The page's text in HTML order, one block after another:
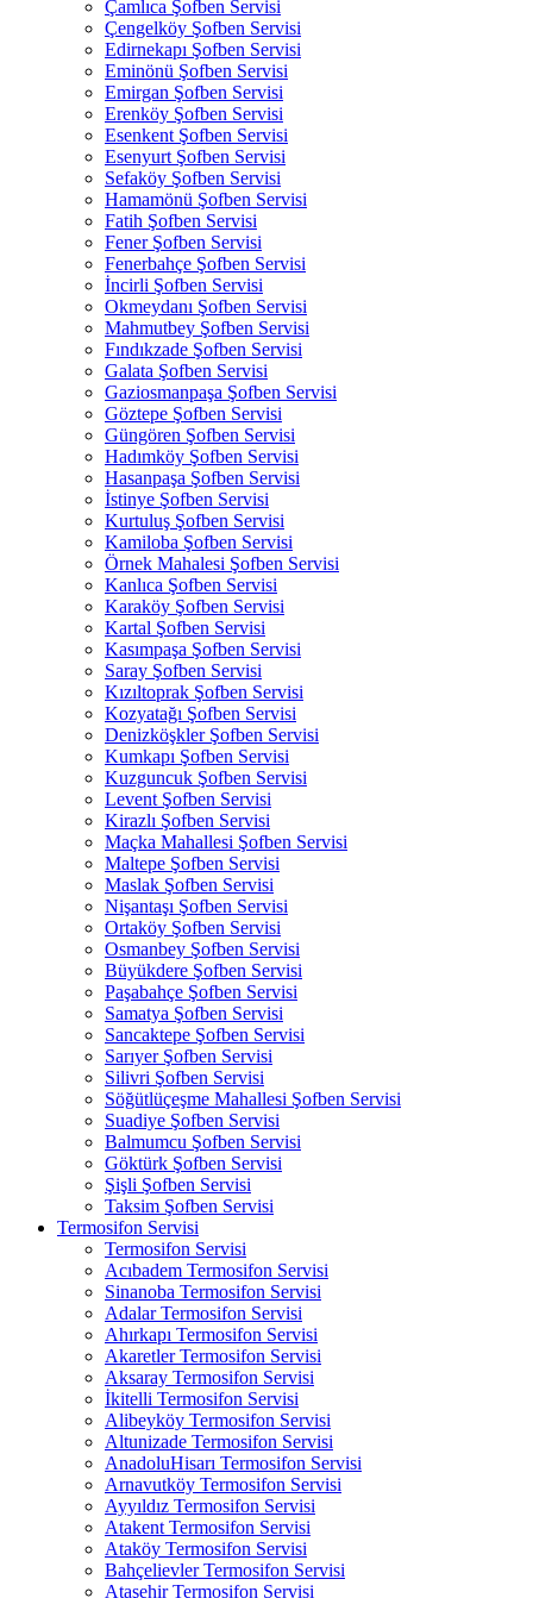
Çamlıca Şofben Servisi
Çengelköy Şofben Servisi
Edirnekapı Şofben Servisi
Eminönü Şofben Servisi
Emirgan Şofben Servisi
Erenköy Şofben Servisi
Esenkent Şofben Servisi
Esenyurt Şofben Servisi
Sefaköy Şofben Servisi
Hamamönü Şofben Servisi
Fatih Şofben Servisi
Fener Şofben Servisi
Fenerbahçe Şofben Servisi
İncirli Şofben Servisi
Okmeydanı Şofben Servisi
Mahmutbey Şofben Servisi
Fındıkzade Şofben Servisi
Galata Şofben Servisi
Gaziosmanpaşa Şofben Servisi
Göztepe Şofben Servisi
Güngören Şofben Servisi
Hadımköy Şofben Servisi
Hasanpaşa Şofben Servisi
İstinye Şofben Servisi
Kurtuluş Şofben Servisi
Kamiloba Şofben Servisi
Örnek Mahalesi Şofben Servisi
Kanlıca Şofben Servisi
Karaköy Şofben Servisi
Kartal Şofben Servisi
Kasımpaşa Şofben Servisi
Saray Şofben Servisi
Kızıltoprak Şofben Servisi
Kozyatağı Şofben Servisi
Denizköşkler Şofben Servisi
Kumkapı Şofben Servisi
Kuzguncuk Şofben Servisi
Levent Şofben Servisi
Kirazlı Şofben Servisi
Maçka Mahallesi Şofben Servisi
Maltepe Şofben Servisi
Maslak Şofben Servisi
Nişantaşı Şofben Servisi
Ortaköy Şofben Servisi
Osmanbey Şofben Servisi
Büyükdere Şofben Servisi
Paşabahçe Şofben Servisi
Samatya Şofben Servisi
Sancaktepe Şofben Servisi
Sarıyer Şofben Servisi
Silivri Şofben Servisi
Söğütlüçeşme Mahallesi Şofben Servisi
Suadiye Şofben Servisi
Balmumcu Şofben Servisi
Göktürk Şofben Servisi
Şişli Şofben Servisi
Taksim Şofben Servisi
Termosifon Servisi
Termosifon Servisi
Acıbadem Termosifon Servisi
Sinanoba Termosifon Servisi
Adalar Termosifon Servisi
Ahırkapı Termosifon Servisi
Akaretler Termosifon Servisi
Aksaray Termosifon Servisi
İkitelli Termosifon Servisi
Alibeyköy Termosifon Servisi
Altunizade Termosifon Servisi
AnadoluHisarı Termosifon Servisi
Arnavutköy Termosifon Servisi
Ayyıldız Termosifon Servisi
Atakent Termosifon Servisi
Ataköy Termosifon Servisi
Bahçelievler Termosifon Servisi
Ataşehir Termosifon Servisi